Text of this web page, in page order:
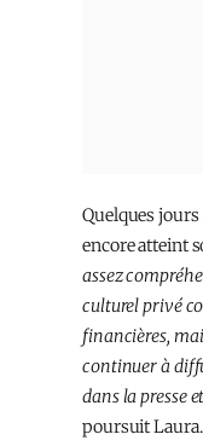
Quelques jours
encore atteint
assez
culturel privé
financières,
continuer à
dans la presse
poursuit Laura.